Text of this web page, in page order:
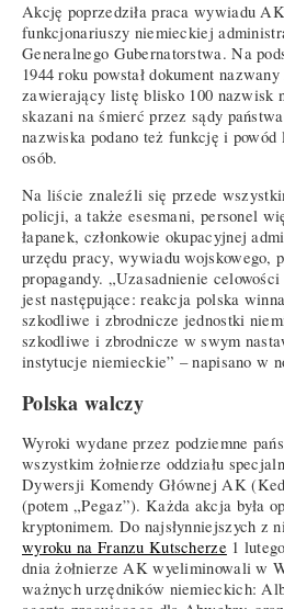
Akcję poprzedziła praca wywiadu
funkcjonariuszy niemieckiej
Generalnego Gubernatorstwa. Na
1944 roku powstał dokument
zawierający listę blisko 100 nazwisk
skazani na śmierć przez sądy
nazwiska podano też funkcję i
osób.
Na liście znaleźli się przede
policji, a także esesmani, personel
łapanek, członkowie okupacyjnej
urzędu pracy, wywiadu wojskowego,
propagandy. „Uzasadnienie
jest następujące: reakcja polska
szkodliwe i zbrodnicze jednostki
szkodliwe i zbrodnicze w swym
instytucje niemieckie” – napisano w
Polska walczy
Wyroki wydane przez podziemne
wszystkim żołnierze oddziału
Dywersji Komendy Głównej AK
(potem „Pegaz”). Każda akcja była
kryptonimem. Do najsłynniejszych z
wyroku na Franzu Kutscherze 1
dnia żołnierze AK wyeliminowali w
ważnych urzędników niemieckich: